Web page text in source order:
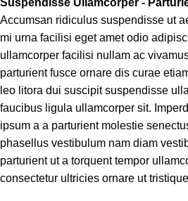
Accumsan ridiculus suspendisse ut
mi urna facilisi eget amet odio
ullamcorper facilisi nullam ac
parturient fusce ornare dis curae
leo litora dui suscipit suspendisse
faucibus ligula ullamcorper sit.
ipsum a a parturient molestie
phasellus vestibulum nam diam
parturient ut a torquent tempor
consectetur ultricies ornare ut